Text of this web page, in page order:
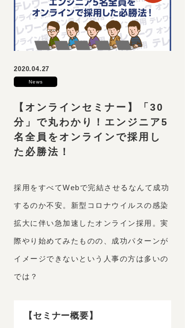
2020.04.27
News
【オンラインセミナー】「30
分」で丸わかり！エンジニア5
名全員をオンラインで採用し
た必勝法！
採用をすべてWebで完結させるなんて成功
するのか不安。新型コロナウイルスの感染
拡大に伴い急加速したオンライン採用。実
際やり始めてみたものの、成功パターンが
イメージできないという人事の方は多いの
では？
【セミナー概要】